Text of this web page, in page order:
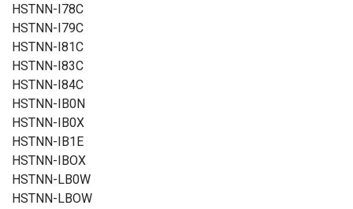
HSTNN-I78C
HSTNN-I79C
HSTNN-I81C
HSTNN-I83C
HSTNN-I84C
HSTNN-IB0N
HSTNN-IB0X
HSTNN-IB1E
HSTNN-IBOX
HSTNN-LB0W
HSTNN-LBOW